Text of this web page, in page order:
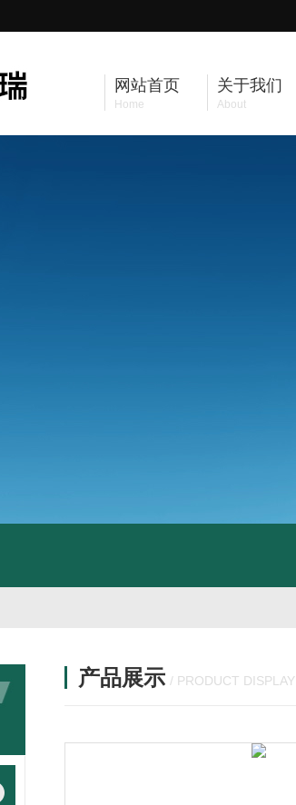
网站首页
Home
关于我们
About
产品展示 / PRODUCT DISPLAY